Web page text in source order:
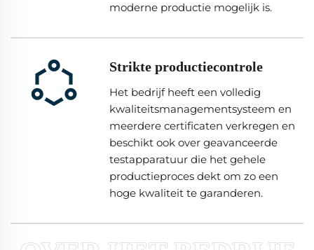
moderne productie mogelijk is.
Strikte productiecontrole
Het bedrijf heeft een volledig
kwaliteitsmanagementsysteem en
meerdere certificaten verkregen en
beschikt ook over geavanceerde
testapparatuur die het gehele
productieproces dekt om zo een
hoge kwaliteit te garanderen.